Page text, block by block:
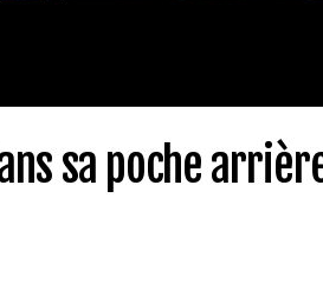
sa poche